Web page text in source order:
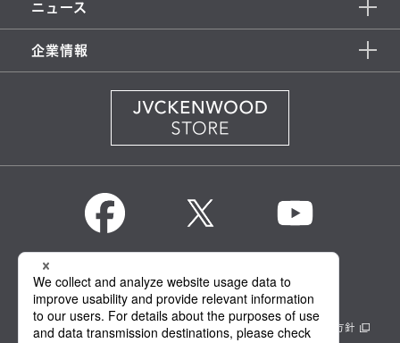
ニュース
企業情報
KENWOOD Global
情報セキュリティ基本方針 製品安全に関する基本方針